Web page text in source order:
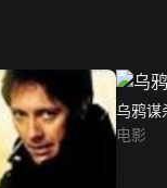
乌鸦谋
电影